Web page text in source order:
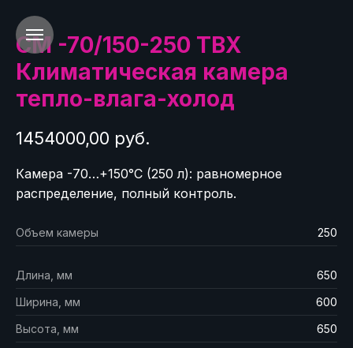
СМ -70/150-250 ТВХ
Климатическая камера
тепло-влага-холод
1454000,00 руб.
Камера -70…+150°C (250 л): равномерное
распределение, полный контроль.
Объем камеры 250
Длина, мм
650
Ширина, мм
600
Высота, мм
650